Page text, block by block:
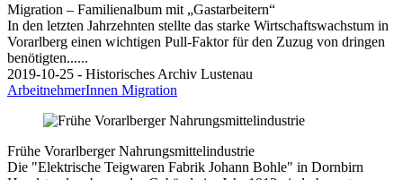
Migration – Familienalbum mit „Gastarbeitern“
In den letzten Jahrzehnten stellte das starke Wirtschaftswachstum in
Vorarlberg einen wichtigen Pull-Faktor für den Zuzug von dringen
benötigten......
2019-10-25 - Historisches Archiv Lustenau
ArbeitnehmerInnen Migration
Frühe Vorarlberger Nahrungsmittelindustrie
Die "Elektrische Teigwaren Fabrik Johann Bohle" in Dornbirn